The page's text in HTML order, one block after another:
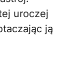
uroczej
ją